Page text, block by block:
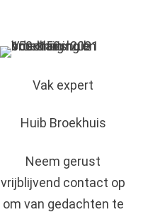
Vak expert
Huib Broekhuis
Neem gerust
vrijblijvend contact op
om van gedachten te